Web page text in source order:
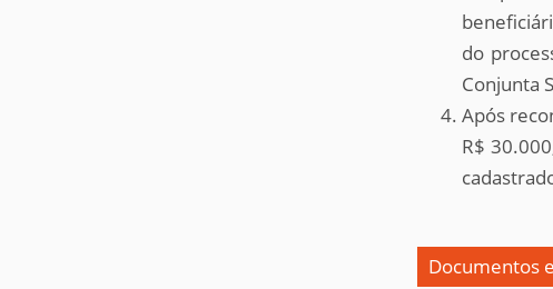
do
Conjunta
Após
R$
Documentos